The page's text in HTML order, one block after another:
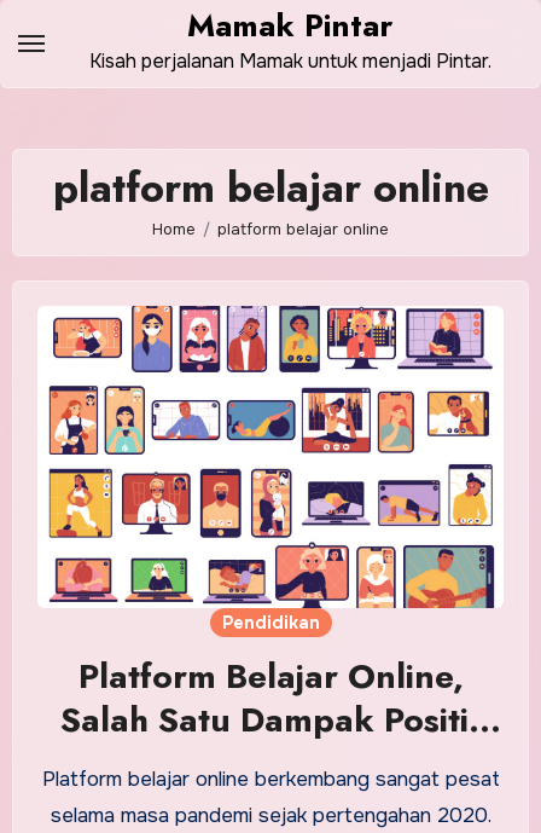
content
Mamak Pintar
Kisah perjalanan Mamak untuk menjadi Pintar.
platform belajar online
Home platform belajar online
Pendidikan
Platform Belajar Online,
Salah Satu Dampak Positif
Pandemi dalam Bidang
Pendidikan
Platform belajar online berkembang sangat pesat
selama masa pandemi sejak pertengahan 2020.